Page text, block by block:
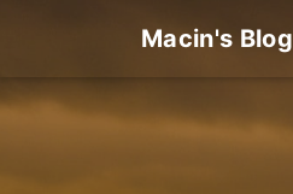
Macin's Blog